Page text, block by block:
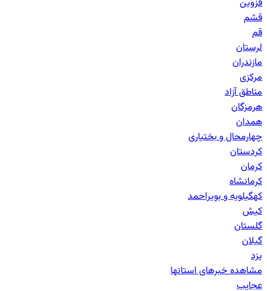
قزوین
قشم
قم
لرستان
مازندران
مرکزی
مناطق آزاد
هرمزگان
همدان
چهارمحال و بختیاری
کردستان
کرمان
کرمانشاه
کهگیلویه و بویراحمد
کیش
گلستان
گیلان
یزد
مشاهده خبرهایاستانها
عجایب